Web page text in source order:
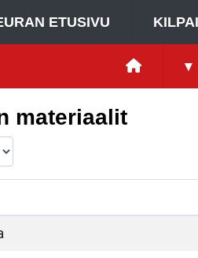
ETUSIVU
▾
materiaalit